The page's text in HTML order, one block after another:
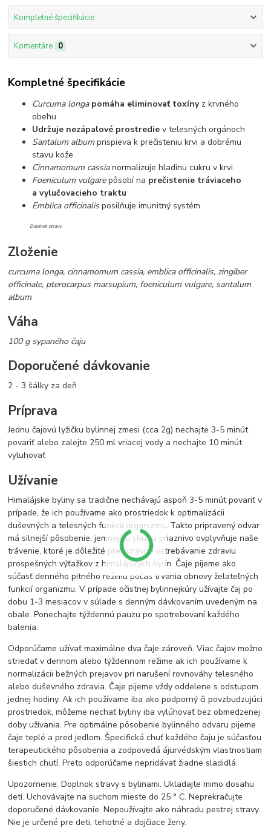
Kompletné špecifikácie
Komentáre 0
Kompletné špecifikácie
Curcuma longa pomáha eliminovať toxínyz krvného
obehu
Udržuje nezápalové prostredie v telesných orgánoch
Santalum albumprispieva k prečisteniu krvi a dobrému
stavu kože
Cinnamomum cassianormalizuje hladinu cukru v krvi
Foeniculum vulgarepôsobí na prečistenie tráviaceho
a vylučovacieho traktu
Emblica officinalis posilňuje imunitný systém
Doplnok stravy
Zloženie
curcuma longa, cinnamomum cassia, emblica officinalis, zingiber
officinale, pterocarpus marsupium, foeniculum vulgare, santalum
album
Váha
100 g sypaného čaju
Doporučené dávkovanie
2 - 3 šálky za deň
Príprava
Jednu čajovú lyžičku bylinnej zmesi (cca 2g) nechajte 3-5 minút
povariť alebo zalejte 250 ml vriacej vody a nechajte 10 minút
vyluhovať
Užívanie
Himalájske byliny sa tradične nechávajú aspoň 3-5 minút povariť v
prípade, že ich používame ako prostriedok k optimalizácii
duševných a telesných funkcií organizmu. Takto pripravený odvar
má silnejší pôsobenie, jemnejšiu chuť a priaznivo ovplyvňuje naše
trávenie, ktoré je dôležité pre správne vstrebávanie zdraviu
prospešných výťažkov z himalájskych bylín. Čaje pijeme ako
súčasť denného pitného režimu počas trvania obnovy želateľných
funkcií organizmu. V prípade očistnej bylinnejkúry užívajte čaj po
dobu 1-3 mesiacov v súlade s denným dávkovaním uvedeným na
obale. Ponechajte týždennú pauzu po spotrebovaní každého
balenia.
Odporúčame užívať maximálne dva čaje zároveň. Viac čajov možno
striedať v dennom alebo týždennom režime ak ich používame k
normalizácii bežných prejavov pri narušení rovnováhy telesného
alebo duševného zdravia. Čaje pijeme vždy oddelene s odstupom
jednej hodiny. Ak ich používame iba ako podporný či povzbudzujúci
prostriedok, môžeme nechať byliny iba vylúhovať bez obmedzenej
doby užívania. Pre optimálne pôsobenie bylinného odvaru pijeme
čaje teplé a pred jedlom. Špecifická chuť každého čaju je súčasťou
terapeutického pôsobenia a zodpovedá ájurvédským vlastnostiam
šiestich chutí. Preto odporúčame nepridávať žiadne sladidlá.
Upozornenie: Doplnok stravy s bylinami. Ukladajte mimo dosahu
detí. Uchovávajte na suchom mieste do 25 ° C. Neprekračujte
doporučené dávkovanie. Nepoužívajte ako náhradu pestrej stravy.
Nie je určené pre deti, tehotné a dojčiace ženy.